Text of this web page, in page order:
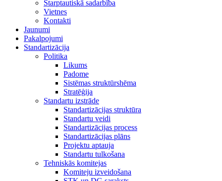
Starptautiskā sadarbība
Vietnes
Kontakti
Jaunumi
Pakalpojumi
Standartizācija
Politika
Likums
Padome
Sistēmas struktūrshēma
Stratēģija
Standartu izstrāde
Standartizācijas struktūra
Standartu veidi
Standartizācijas process
Standartizācijas plāns
Projektu aptauja
Standartu tulkošana
Tehniskās komitejas
Komiteju izveidošana